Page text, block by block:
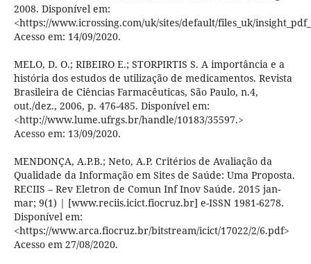
2008. Disponível em:
<https://www.icrossing.com/uk/sites/default/files_uk/
Acesso em: 14/09/2020.
MELO, D. O.; RIBEIRO E.; STORPIRTIS S. A importância e a
história dos estudos de utilização de medicamentos. Revista
Brasileira de Ciências Farmacêuticas, São Paulo, n.4,
out./dez., 2006, p. 476-485. Disponível em:
<http://www.lume.ufrgs.br/handle/10183/35597.>
Acesso em: 13/09/2020.
MENDONÇA, A.P.B.; Neto, A.P. Critérios de Avaliação da
Qualidade da Informação em Sites de Saúde: Uma Proposta.
RECIIS – Rev Eletron de Comun Inf Inov Saúde. 2015 jan-
mar; 9(1) | [www.reciis.icict.fiocruz.br] e-ISSN 1981-6278.
Disponível em:
<https://www.arca.fiocruz.br/bitstream/icict/17022/2/6.pdf>
Acesso em 27/08/2020.